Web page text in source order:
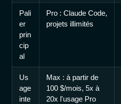
Pali
er
prin
cip
al
Pro : Claude Code,
projets illimités
Us
age
inte
Max : à partir de
100 $/mois, 5x à
20x l'usage Pro